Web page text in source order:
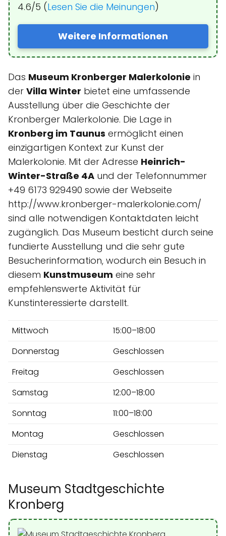
4.6/5 (Lesen Sie die Meinungen)
Weitere Informationen
Das Museum Kronberger Malerkolonie in
der Villa Winter bietet eine umfassende
Ausstellung über die Geschichte der
Kronberger Malerkolonie. Die Lage in
Kronberg im Taunus ermöglicht einen
einzigartigen Kontext zur Kunst der
Malerkolonie. Mit der Adresse Heinrich-
Winter-Straße 4A und der Telefonnummer
+49 6173 929490 sowie der Webseite
http://www.kronberger-malerkolonie.com/
sind alle notwendigen Kontaktdaten leicht
zugänglich. Das Museum besticht durch seine
fundierte Ausstellung und die sehr gute
Besucherinformation, wodurch ein Besuch in
diesem Kunstmuseum eine sehr
empfehlenswerte Aktivität für
Kunstinteressierte darstellt.
Mittwoch
15:00–18:00
Donnerstag
Geschlossen
Freitag
Geschlossen
Samstag
12:00–18:00
Sonntag
11:00–18:00
Montag
Geschlossen
Dienstag
Geschlossen
Museum Stadtgeschichte
Kronberg